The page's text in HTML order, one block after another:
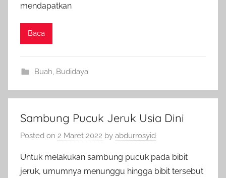
mendapatkan
Baca
Buah Budidaya
Sambung Pucuk Jeruk Usia Dini
Posted on 2 Maret 2022 by abdurrosyid
Untuk melakukan sambung pucuk pada bibit
jeruk, umumnya menunggu hingga bibit tersebut